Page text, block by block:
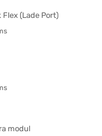
Flex (Lade Port)
modul